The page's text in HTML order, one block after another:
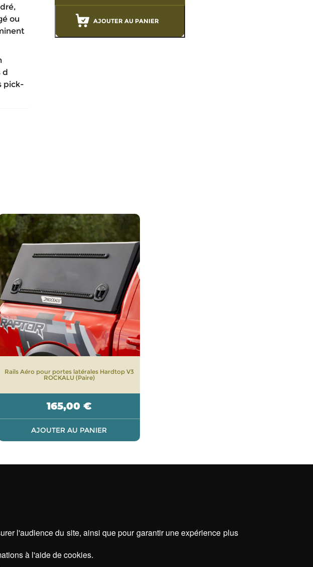
AJOUTER AU PANIER
ou
d
pick-
Rails Aéro pour portes latérales Hardtop V3
ROCKALU (Paire)
165,00 €
AJOUTER AU PANIER
l'audience du site, ainsi que pour garantir une expérience plus
à l'aide de cookies.